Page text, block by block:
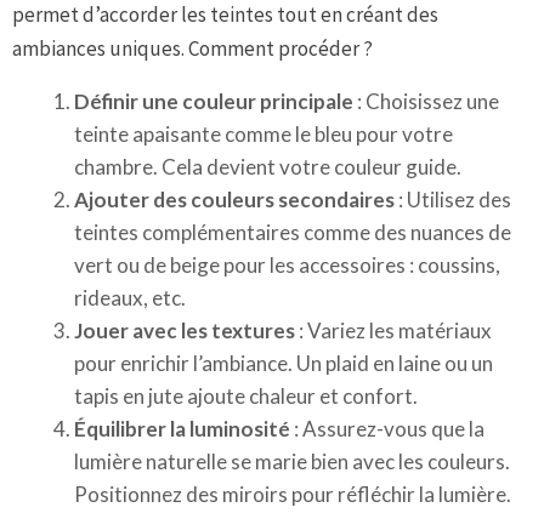
permet d’accorder les teintes tout en créant des
ambiances uniques. Comment procéder ?
Définir une couleur principale : Choisissez une
teinte apaisante comme le bleu pour votre
chambre. Cela devient votre couleur guide.
Ajouter des couleurs secondaires: Utilisez des
teintes complémentaires comme des nuances de
vert ou de beige pour les accessoires : coussins,
rideaux, etc.
Jouer avec les textures: Variez les matériaux
pour enrichir l’ambiance. Un plaid en laine ou un
tapis en jute ajoute chaleur et confort.
Équilibrer la luminosité : Assurez-vous que la
lumière naturelle se marie bien avec les couleurs.
Positionnez des miroirs pour réfléchir la lumière.